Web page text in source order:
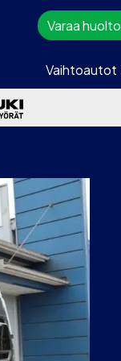
Varaa huolto
Vaihtoautot